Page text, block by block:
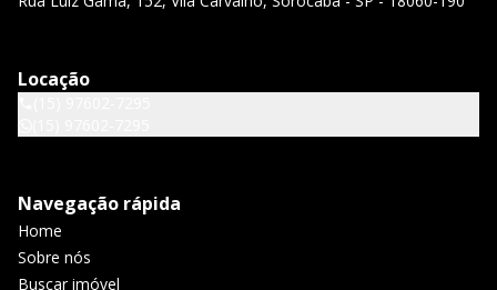
Locação
Navegação rápida
Home
Sobre nós
Buscar imóvel